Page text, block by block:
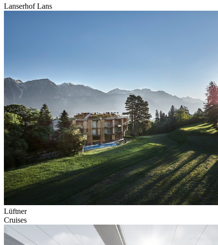
Lanserhof Lans
Lüftner
Cruises